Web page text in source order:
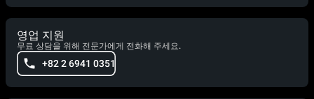
영업 지원
무료 상담을 위해 전문가에게 전화해 주세요.
+82 2 6941 0351